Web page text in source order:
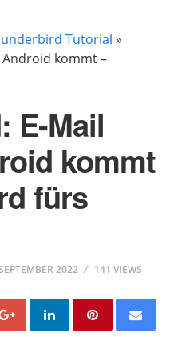
Tutorial »
kommt –
E-Mail
kommt
fürs
2022 141 VIEWS